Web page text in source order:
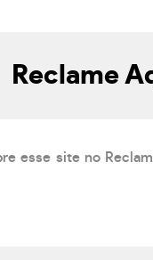
Reclame
esse site no